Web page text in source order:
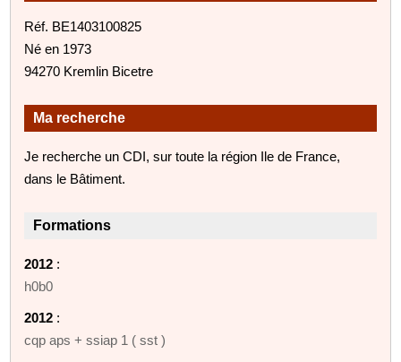
Réf. BE1403100825
Né en 1973
94270 Kremlin Bicetre
Ma recherche
Je recherche un CDI, sur toute la région Ile de France,
dans le Bâtiment.
Formations
2012 :
h0b0
2012 :
cqp aps + ssiap 1 ( sst )